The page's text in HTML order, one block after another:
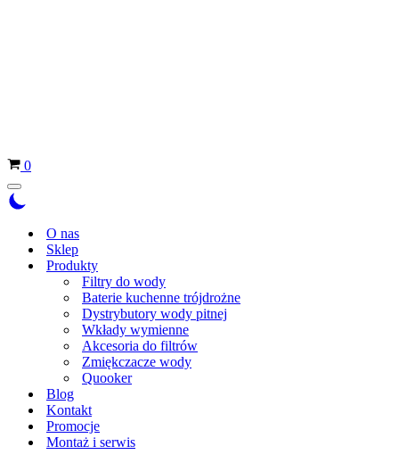
Koszyk
0
Menu
nawigacji
O nas
Sklep
Produkty
Filtry do wody
Baterie kuchenne trójdrożne
Dystrybutory wody pitnej
Wkłady wymienne
Akcesoria do filtrów
Zmiękczacze wody
Quooker
Blog
Kontakt
Promocje
Montaż i serwis